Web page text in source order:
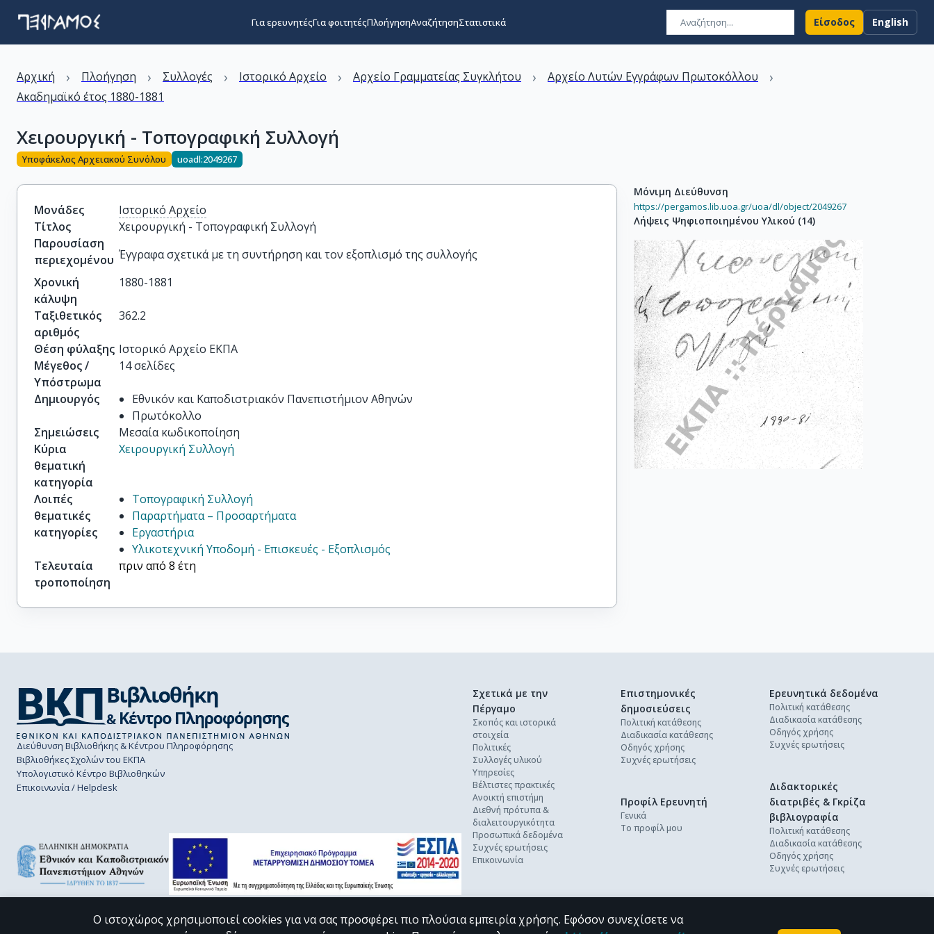
Για ερευνητέςΓια φοιτητέςΠλοήγησηΑναζήτησηΣτατιστικά Είσοδος English
Αρχική › Πλοήγηση › Συλλογές › Ιστορικό Αρχείο › Αρχείο Γραμματείας Συγκλήτου › Αρχείο Λυτών Εγγράφων Πρωτοκόλλου ›
Ακαδημαϊκό έτος 1880-1881
Χειρουργική - Τοπογραφική Συλλογή
Υποφάκελος Αρχειακού Συνόλου uoadl:2049267
Μονάδες
Ιστορικό Αρχείο
Τίτλος
Χειρουργική - Τοπογραφική Συλλογή
Παρουσίαση
περιεχομένου Έγγραφα σχετικά με τη συντήρηση και τον εξοπλισμό της συλλογής
Χρονική
κάλυψη
1880-1881
Ταξιθετικός
αριθμός
362.2
Θέση φύλαξης Ιστορικό Αρχείο ΕΚΠΑ
Μέγεθος /
Υπόστρωμα
14 σελίδες
Δημιουργός
Εθνικόν και Καποδιστριακόν Πανεπιστήμιον Αθηνών
Πρωτόκολλο
Σημειώσεις
Μεσαία κωδικοποίηση
Κύρια
θεματική
κατηγορία
Χειρουργική Συλλογή
Λοιπές
θεματικές
κατηγορίες
Τοπογραφική Συλλογή
Παραρτήματα – Προσαρτήματα
Εργαστήρια
Υλικοτεχνική Υποδομή - Επισκευές - Εξοπλισμός
Τελευταία
τροποποίηση
πριν από 8 έτη
Μόνιμη Διεύθυνση
https://pergamos.lib.uoa.gr/uoa/dl/object/2049267
Λήψεις Ψηφιοποιημένου Υλικού (14)
Διεύθυνση Βιβλιοθήκης & Κέντρου Πληροφόρησης
Βιβλιοθήκες Σχολών του ΕΚΠΑ
Υπολογιστικό Κέντρο Βιβλιοθηκών
Επικοινωνία / Helpdesk
Σχετικά με την
Πέργαμο
Σκοπός και ιστορικά
στοιχεία
Πολιτικές
Συλλογές υλικού
Υπηρεσίες
Βέλτιστες πρακτικές
Ανοικτή επιστήμη
Διεθνή πρότυπα &
διαλειτουργικότητα
Προσωπικά δεδομένα
Συχνές ερωτήσεις
Επικοινωνία
Επιστημονικές
δημοσιεύσεις
Πολιτική κατάθεσης
Διαδικασία κατάθεσης
Οδηγός χρήσης
Συχνές ερωτήσεις
Ερευνητικά δεδομένα
Πολιτική κατάθεσης
Διαδικασία κατάθεσης
Οδηγός χρήσης
Συχνές ερωτήσεις
Διδακτορικές
διατριβές & Γκρίζα
βιβλιογραφία
Πολιτική κατάθεσης
Διαδικασία κατάθεσης
Οδηγός χρήσης
Συχνές ερωτήσεις
Προφίλ Ερευνητή
Γενικά
Το προφίλ μου
Ο ιστοχώρος χρησιμοποιεί cookies για να σας προσφέρει πιο πλούσια εμπειρία χρήσης. Εφόσον συνεχίσετε να